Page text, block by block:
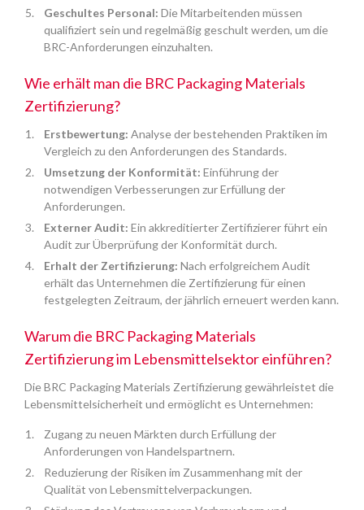
Geschultes Personal: Die Mitarbeitenden müssen
qualifiziert sein und regelmäßig geschult werden, um die
BRC-Anforderungen einzuhalten.
Wie erhält man die BRC Packaging Materials
Zertifizierung?
Erstbewertung: Analyse der bestehenden Praktiken im
Vergleich zu den Anforderungen des Standards.
Umsetzung der Konformität: Einführung der
notwendigen Verbesserungen zur Erfüllung der
Anforderungen.
Externer Audit: Ein akkreditierter Zertifizierer führt ein
Audit zur Überprüfung der Konformität durch.
Erhalt der Zertifizierung: Nach erfolgreichem Audit
erhält das Unternehmen die Zertifizierung für einen
festgelegten Zeitraum, der jährlich erneuert werden kann.
Warum die BRC Packaging Materials
Zertifizierung im Lebensmittelsektor einführen?
Die BRC Packaging Materials Zertifizierung gewährleistet die
Lebensmittelsicherheit und ermöglicht es Unternehmen:
Zugang zu neuen Märkten durch Erfüllung der
Anforderungen von Handelspartnern.
Reduzierung der Risiken im Zusammenhang mit der
Qualität von Lebensmittelverpackungen.